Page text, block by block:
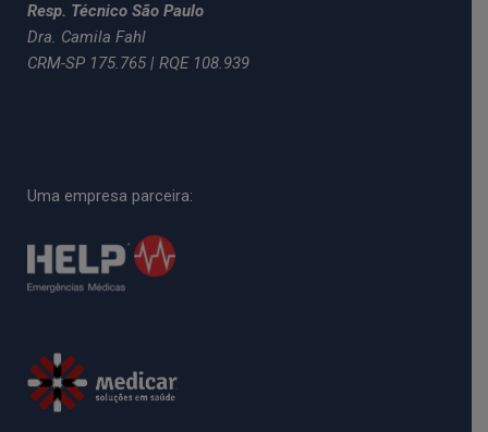
Resp. Técnico São Paulo
Dra. Camila Fahl
CRM-SP 175.765 | RQE 108.939
Uma empresa parceira: